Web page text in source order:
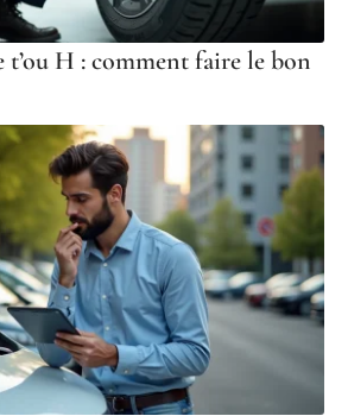
t’ou H : comment faire le bon